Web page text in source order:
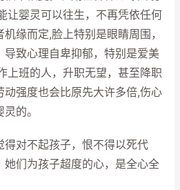
让婴灵可以往生，不再凭依任何
缘而定,脸上特别是眼睛周围，
导致心理自卑抑郁，特别是爱美
上班的人，升职无望，甚至降职
动强度也会比原先大许多倍,伤心
的。
对不起孩子，恨不得以死代
她们为孩子超度的心，是全心全